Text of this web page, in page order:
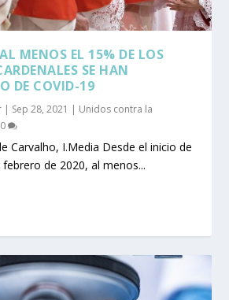
MENOS EL 15% DE LOS
SE HAN
DE COVID-19
| Sep 28, 2021 | Unidos contra la
0
Carvalho, I.Media Desde el inicio de
de 2020, al menos...